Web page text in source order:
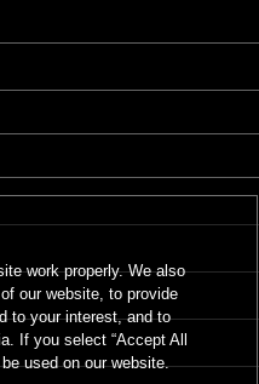
work properly. We also
our website, to provide
to your interest, and to
If you select “Accept All
used on our website.